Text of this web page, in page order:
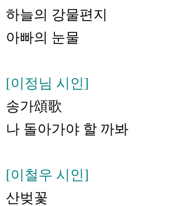
하늘의 강물편지
아빠의 눈물
[이정님 시인]
송가頌歌
나 돌아가야 할 까봐
[이철우 시인]
산벚꽃